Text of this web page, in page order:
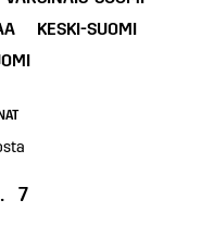
KESKI-SUOMI
7